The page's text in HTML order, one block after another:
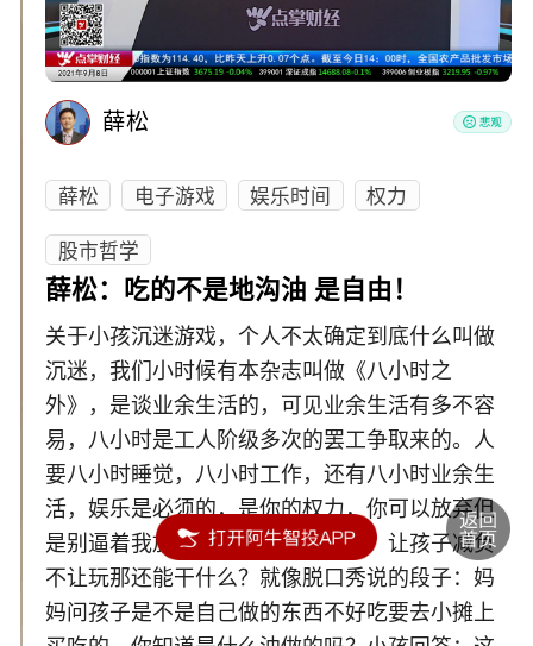
薛松
薛松 电子游戏 娱乐时间
权力
股市哲学
薛松：吃的不是地沟油 是自由！
关于小孩沉迷游戏，个人不太确定到底什么叫做
沉迷，我们小时候有本杂志叫做《八小时之
外》，是谈业余生活的，可见业余生活有多不容
易，八小时是工人阶级多次的罢工争取来的。人
要八小时睡觉，八小时工作，还有八小时业余生
活，娱乐是必须的，是你的权力，你可以放弃但
是别逼着我放弃，当年白斗争了吗？让孩子减负
不让玩那还能干什么？就像脱口秀说的段子：妈
妈问孩子是不是自己做的东西不好吃要去小摊上